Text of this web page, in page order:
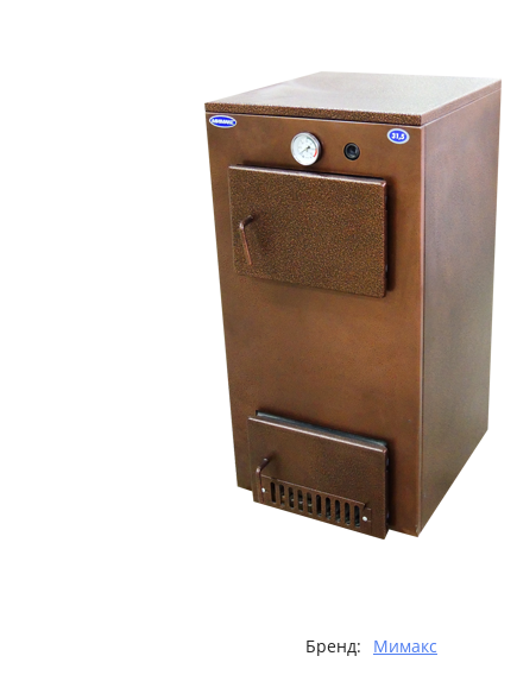
Бренд: Мимакс